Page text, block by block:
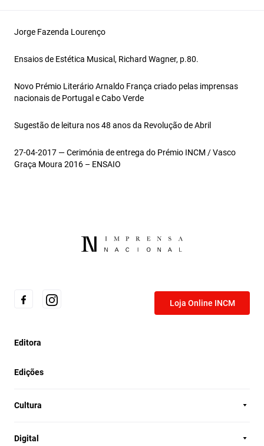
Jorge Fazenda Lourenço
Ensaios de Estética Musical, Richard Wagner, p.80.
Novo Prémio Literário Arnaldo França criado pelas imprensas
nacionais de Portugal e Cabo Verde
Sugestão de leitura nos 48 anos da Revolução de Abril
27-04-2017 — Cerimónia de entrega do Prémio INCM / Vasco
Graça Moura 2016 – ENSAIO
Loja Online INCM
Editora
Edições
Cultura
Digital